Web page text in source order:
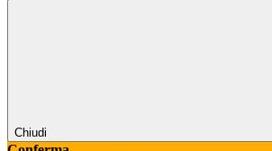
Chiudi